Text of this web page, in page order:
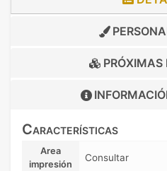
Características
Area
impresión
Consultar